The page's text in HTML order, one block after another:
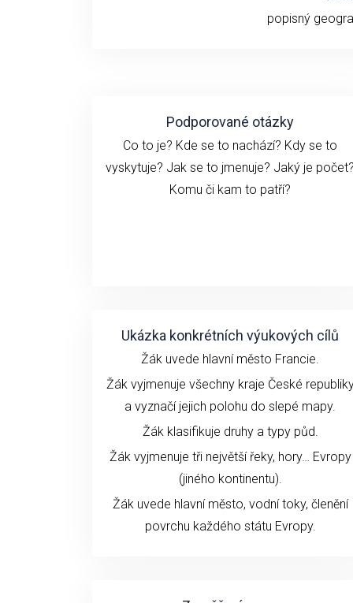
popisný
Podporované otázky
Co to je? Kde se to nachází? Kdy se to
vyskytuje? Jak se to jmenuje? Jaký je
Komu či kam to patří?
Ukázka konkrétních výukových cílů
Žák uvede hlavní město Francie.
Žák vyjmenuje všechny kraje České
a vyznačí jejich polohu do slepé mapy.
Žák klasifikuje druhy a typy půd.
Žák vyjmenuje tři největší řeky, hory… Evropy
(jiného kontinentu).
Žák uvede hlavní město, vodní toky, členění
povrchu každého státu Evropy.